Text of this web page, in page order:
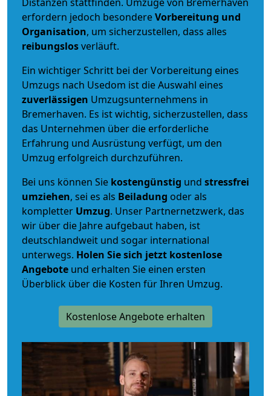
erfordern jedoch besondereVorbereitung und
Organisation, um sicherzustellen, dass alles
reibungslosverläuft.
Ein wichtiger Schritt bei der Vorbereitung eines
Umzugs nach Usedom ist die Auswahl eines
zuverlässigen Umzugsunternehmens in
Bremerhaven. Es ist wichtig, sicherzustellen, dass
das Unternehmen über die erforderliche
Erfahrung und Ausrüstung verfügt, um den
Umzug erfolgreich durchzuführen.
Bei uns können Sie kostengünstig und stressfrei
umziehen, sei es als Beiladung oder als
kompletter Umzug. Unser Partnernetzwerk, das
wir über die Jahre aufgebaut haben, ist
deutschlandweit und sogar international
unterwegs. Holen Sie sich jetzt kostenlose
Angebote und erhalten Sie einen ersten
Überblick über die Kosten für Ihren Umzug.
Kostenlose Angebote erhalten